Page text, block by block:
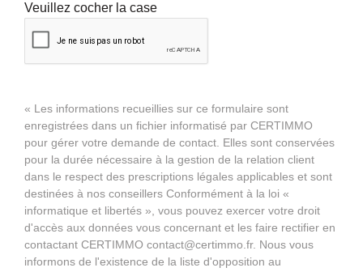
Veuillez cocher la case
« Les informations recueillies sur ce formulaire sont
enregistrées dans un fichier informatisé par CERTIMMO
pour gérer votre demande de contact. Elles sont conservées
pour la durée nécessaire à la gestion de la relation client
dans le respect des prescriptions légales applicables et sont
destinées à nos conseillers Conformément à la loi «
informatique et libertés », vous pouvez exercer votre droit
d'accès aux données vous concernant et les faire rectifier en
contactant CERTIMMO contact@certimmo.fr. Nous vous
informons de l'existence de la liste d'opposition au